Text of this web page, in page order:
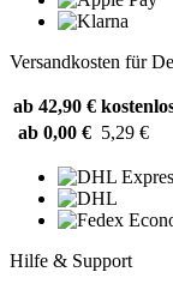
Versandkosten für
ab 42,90 €
ab 0,00 € 5,29 €
Hilfe & Support